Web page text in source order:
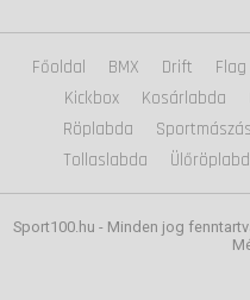
Főoldal BMX Drift
Kickbox
Kosárlabda
Röplabda
Sportmászás
Tollaslabda
Sport100.hu - Minden jog